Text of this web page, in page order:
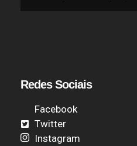
Redes Sociais
Facebook
Twitter
Instagram